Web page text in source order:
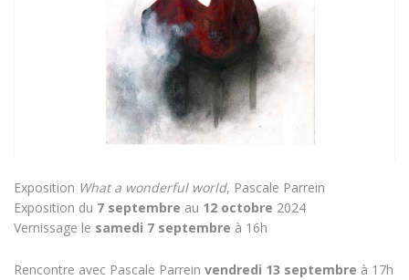
Exposition What a wonderful world, Pascale Parrein
Exposition du 7 septembre au 12 octobre 2024
Vernissage le samedi 7 septembre à 16h
Rencontre avec Pascale Parrein vendredi 13 septembre à 17h